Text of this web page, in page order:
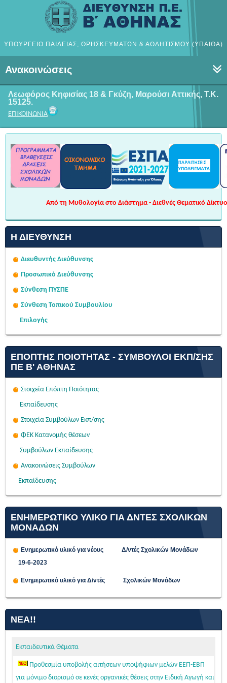
ΥΠΟΥΡΓΕΙΟ ΠΑΙΔΕΙΑΣ, ΘΡΗΣΚΕΥΜΑΤΩΝ & ΑΘΛΗΤΙΣΜΟΥ (ΥΠΑΙΘΑ)
Ανακοινώσεις
Λεωφόρος Κηφισίας 18 & Γκύζη, Μαρούσι Αττικής, Τ.Κ.
15125.
ΕΠΙΚΟΙΝΩΝΙΑ
Από τη Μυθολογία στο Διάστημα - Διεθνές Θεματικό
Η ΔΙΕΎΘΥΝΣΗ
Διευθυντής Διεύθυνσης
Προσωπικό Διεύθυνσης
Σύνθεση ΠΥΣΠΕ
Σύνθεση Τοπικού Συμβουλίου
Επιλογής
ΕΠΌΠΤΗΣ ΠΟΙΌΤΗΤΑΣ - ΣΎΜΒΟΥΛΟΙ ΕΚΠ/ΣΗΣ
ΠΕ Β' ΑΘΉΝΑΣ
Στοιχεία Επόπτη Ποιότητας
Εκπαίδευσης
Στοιχεία Συμβούλων Εκπ/σης
ΦΕΚ Κατανομής θέσεων
Συμβούλων Εκπαίδευσης
Ανακοινώσεις Συμβούλων
Εκπαίδευσης
ΕΝΗΜΕΡΩΤΙΚΟ ΥΛΙΚΟ ΓΙΑ ΔΝΤΕΣ ΣΧΟΛΙΚΩΝ
ΜΟΝΑΔΩΝ
Ενημερωτικό υλικό για νέους Δ/ντές Σχολικών Μονάδων
19-6-2023
Ενημερωτικό υλικό για Δ/ντές Σχολικών Μονάδων
ΝΈΑ!!
Εκπαιδευτικά Θέματα
Προθεσμία υποβολής αιτήσεων υποψήφιων μελών ΕΕΠ-ΕΒΠ
για μόνιμο διορισμό σε κενές οργανικές θέσεις στην Ειδική Αγωγή και